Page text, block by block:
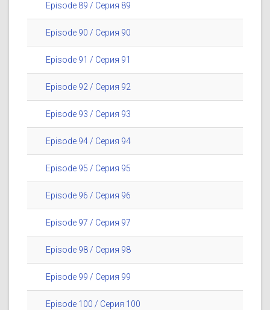
Episode 89 / Серия 89
Episode 90 / Серия 90
Episode 91 / Серия 91
Episode 92 / Серия 92
Episode 93 / Серия 93
Episode 94 / Серия 94
Episode 95 / Серия 95
Episode 96 / Серия 96
Episode 97 / Серия 97
Episode 98 / Серия 98
Episode 99 / Серия 99
Episode 100 / Серия 100